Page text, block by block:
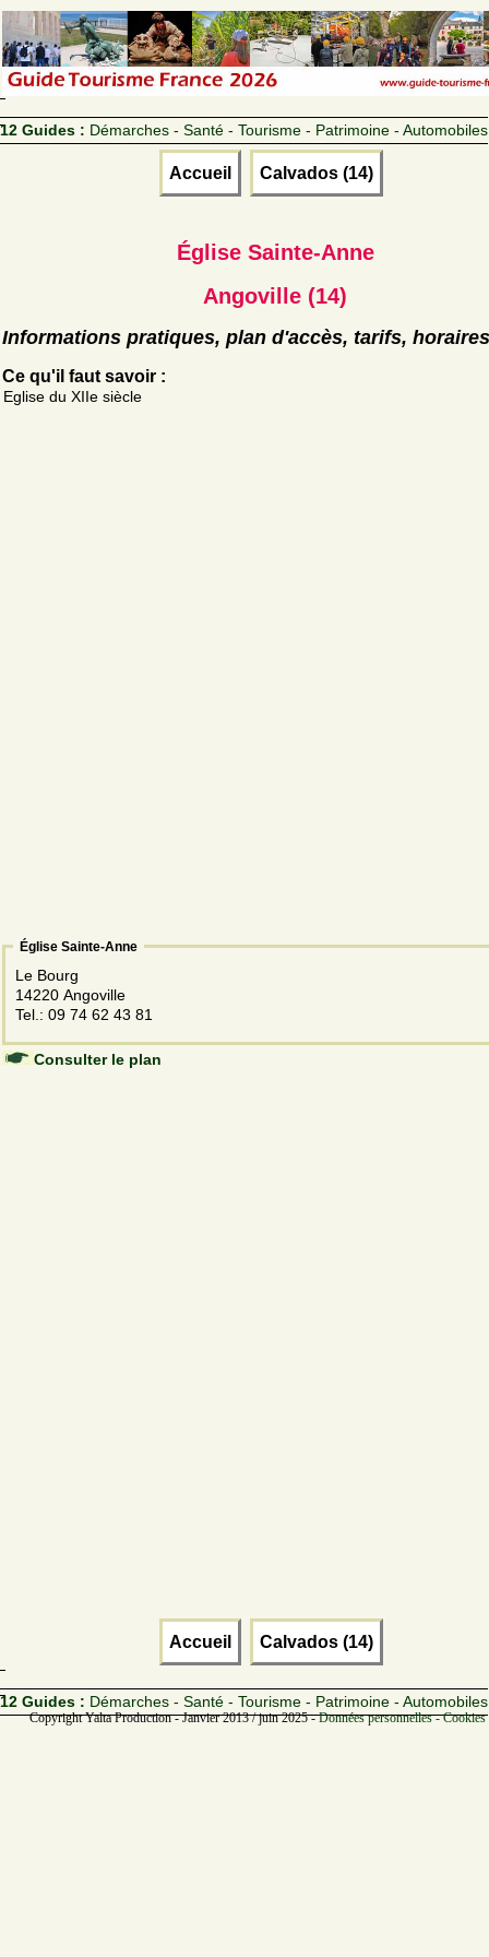
12 Guides : Démarches - Santé - Tourisme - Patrimoine - Automobiles
Accueil Calvados (14)
Église Sainte-Anne
Angoville (14)
Informations pratiques, plan d'accès, tarifs, horaires
Ce qu'il faut savoir :
Eglise du XIIe siècle
Église Sainte-Anne
Le Bourg
14220 Angoville
Tel.: 09 74 62 43 81
Consulter le plan
Accueil Calvados (14)
12 Guides : Démarches - Santé - Tourisme - Patrimoine - Automobiles
Copyright Yalta Production - Janvier 2013 / juin 2025 -Données personnelles -